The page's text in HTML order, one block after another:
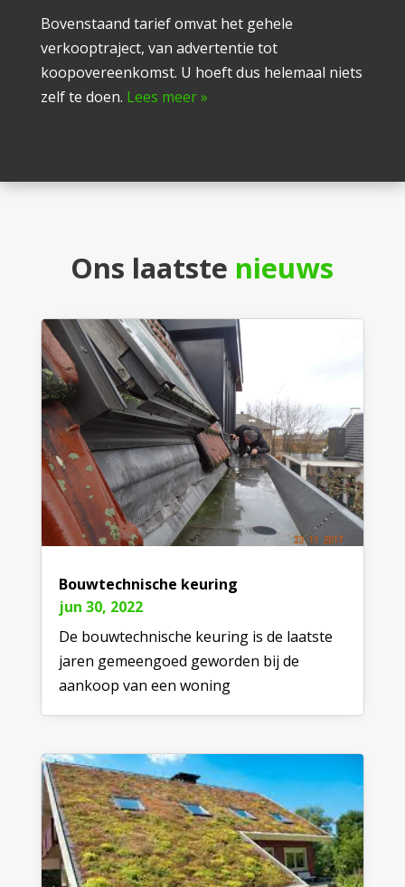
Bovenstaand tarief omvat het gehele
verkooptraject, van advertentie tot
koopovereenkomst. U hoeft dus helemaal niets
zelf te doen. Lees meer »
Ons laatste nieuws
Bouwtechnische keuring
jun 30, 2022
De bouwtechnische keuring is de laatste
jaren gemeengoed geworden bij de
aankoop van een woning